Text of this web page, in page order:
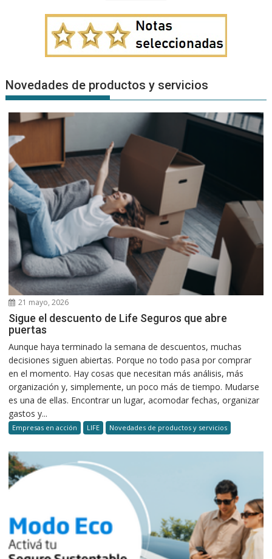
Novedades de productos y servicios
21 mayo, 2026
Sigue el descuento de Life Seguros que abre
puertas
Aunque haya terminado la semana de descuentos, muchas
decisiones siguen abiertas. Porque no todo pasa por comprar
en el momento. Hay cosas que necesitan más análisis, más
organización y, simplemente, un poco más de tiempo. Mudarse
es una de ellas. Encontrar un lugar, acomodar fechas, organizar
gastos y...
Empresas en acción LIFE Novedades de productos y servicios